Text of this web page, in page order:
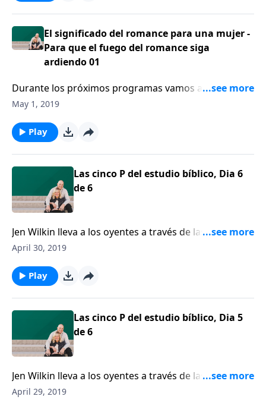
El significado del romance para una mujer -
Para que el fuego del romance siga
ardiendo 01
Durante los próximos programas vamos a hablar
sobre cómo una esposa mira el romance.
May 1, 2019
Play
Las cinco P del estudio bíblico, Dia 6
de 6
Jen Wilkin lleva a los oyentes a través de las “Cinco P"
del estudio bíblico: propósito, perspectiva, paciencia,
April 30, 2019
Play
Las cinco P del estudio bíblico, Dia 5
de 6
Jen Wilkin lleva a los oyentes a través de las “Cinco P"
del estudio bíblico: propósito, perspectiva, paciencia,
April 29, 2019